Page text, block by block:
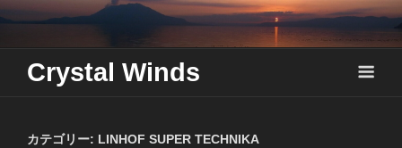
Skip
content
Crystal Winds
カテゴリー: LINHOF SUPER TECHNIKA